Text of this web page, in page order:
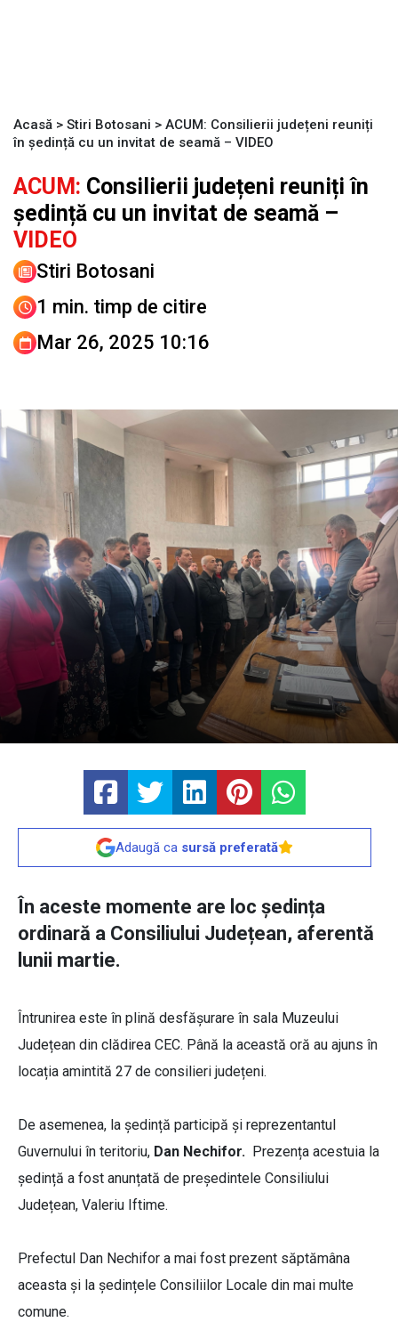
Acasă > Stiri Botosani > ACUM: Consilierii județeni reuniți
în ședință cu un invitat de seamă – VIDEO
ACUM: Consilierii județeni reuniți în
ședință cu un invitat de seamă –
VIDEO
Stiri Botosani
1 min. timp de citire
Mar 26, 2025 10:16
Adaugă ca sursă preferată
În aceste momente are loc ședința
ordinară a Consiliului Județean, aferentă
lunii martie.
Întrunirea este în plină desfășurare în sala Muzeului
Județean din clădirea CEC. Până la această oră au ajuns în
locația amintită 27 de consilieri județeni.
De asemenea, la ședință participă și reprezentantul
Guvernului în teritoriu, Dan Nechifor. Prezența acestuia la
ședință a fost anunțată de președintele Consiliului
Județean, Valeriu Iftime.
Prefectul Dan Nechifor a mai fost prezent săptămâna
aceasta și la ședințele Consiliilor Locale din mai multe
comune.